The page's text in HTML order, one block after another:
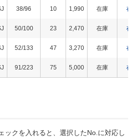
38/96 10 1,990 在庫 在
50/100 23 2,470 在庫 在
52/133 47 3,270 在庫 在
91/223 75 5,000 在庫 在
ックを入れると、選択したNo.に対応し